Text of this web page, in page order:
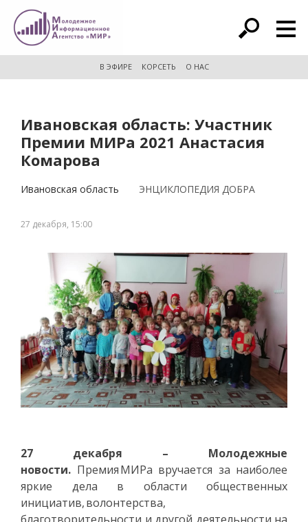
расширенный поиск
В ЭФИРЕ КОРСЕТЬ О НАС
Ивановская область: Участник
Премии МИРа 2021 Анастасия
Комарова
Ивановская область ЭНЦИКЛОПЕДИЯ ДОБРА
27 декабря, 15:00
27 декабря – Молодежные
новости. Премия МИРа вручается за наиболее
яркие дела в области общественных
инициатив, волонтерства,
благотворительности и другой деятельности на